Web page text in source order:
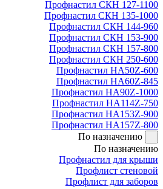
Профнастил СКН 127-1100
Профнастил СКН 135-1000
Профнастил СКН 144-960
Профнастил СКН 153-900
Профнастил СКН 157-800
Профнастил СКН 250-600
Профнастил НА50Z-600
Профнастил НА60Z-845
Профнастил НА90Z-1000
Профнастил НА114Z-750
Профнастил НА153Z-900
Профнастил НА157Z-800
По назначению
По назначению
Профнастил для крыши
Профлист стеновой
Профлист для заборов